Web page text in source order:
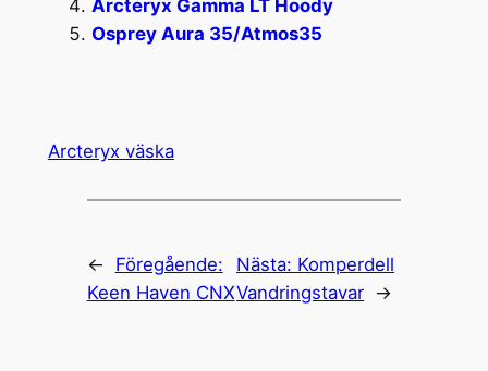
Arcteryx Gamma LT Hoody
Osprey Aura 35/Atmos35
Arcteryx väska
←
Föregående:
Keen Haven CNX
Nästa: Komperdell
Vandringstavar →